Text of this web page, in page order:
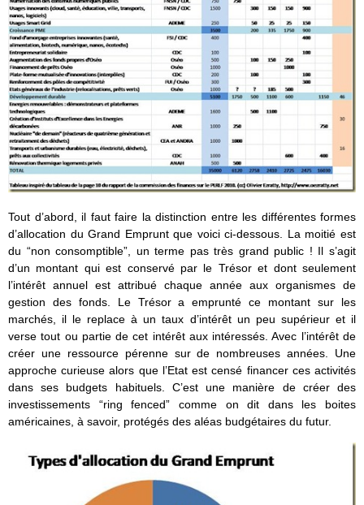
Tout d’abord, il faut faire la distinction entre les différentes formes
d’allocation du Grand Emprunt que voici ci-dessous. La moitié est
du “non consomptible”, un terme pas très grand public ! Il s’agit
d’un montant qui est conservé par le Trésor et dont seulement
l’intérêt annuel est attribué chaque année aux organismes de
gestion des fonds. Le Trésor a emprunté ce montant sur les
marchés, il le replace à un taux d’intérêt un peu supérieur et il
verse tout ou partie de cet intérêt aux intéressés. Avec l’intérêt de
créer une ressource pérenne sur de nombreuses années. Une
approche curieuse alors que l’Etat est censé financer ces activités
dans ses budgets habituels. C’est une manière de créer des
investissements “ring fenced” comme on dit dans les boites
américaines, à savoir, protégés des aléas budgétaires du futur.